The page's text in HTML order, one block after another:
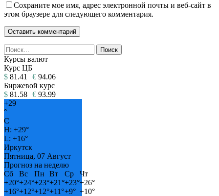
Сохраните мое имя, адрес электронной почты и веб-сайт в
этом браузере для следующего комментария.
Курсы валют
Курс ЦБ
$ 81.41 € 94.06
Биржевой курс
$ 81.58 € 93.99
+29
°
C
H: +29°
L: +16°
Иркутск
Пятница, 07 Август
Прогноз на неделю
Сб
Вс Пн Вт Ср
Чт
+20°+24°+23°+21°+23°+26°
+16°+12°+12°+11°+9° +10°